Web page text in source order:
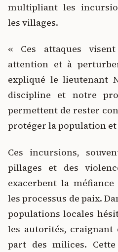
multipliant les
les villages.
« Ces attaques
attention et à
expliqué le lieutenant
discipline et notre
permettent de rester
protéger la population
Ces incursions,
pillages et des
exacerbent la
les processus de paix.
populations locales
les autorités, craignant
part des milices.